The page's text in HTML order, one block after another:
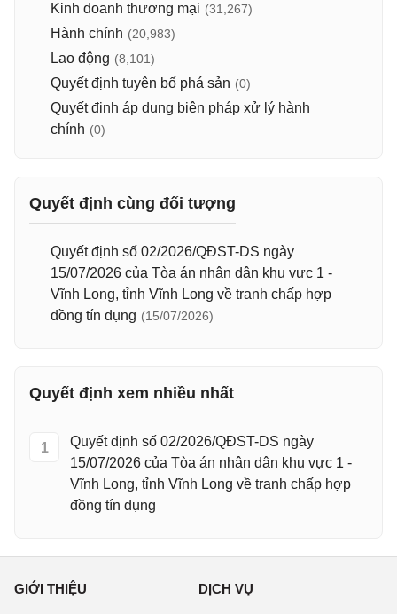
Kinh doanh thương mại (31,267)
Hành chính (20,983)
Lao động (8,101)
Quyết định tuyên bố phá sản (0)
Quyết định áp dụng biện pháp xử lý hành
chính (0)
Quyết định cùng đối tượng
Quyết định số 02/2026/QĐST-DS ngày
15/07/2026 của Tòa án nhân dân khu vực 1 -
Vĩnh Long, tỉnh Vĩnh Long về tranh chấp hợp
đồng tín dụng (15/07/2026)
Quyết định xem nhiều nhất
1
Quyết định số 02/2026/QĐST-DS ngày
15/07/2026 của Tòa án nhân dân khu vực 1 -
Vĩnh Long, tỉnh Vĩnh Long về tranh chấp hợp
đồng tín dụng
GIỚI THIỆU DỊCH VỤ